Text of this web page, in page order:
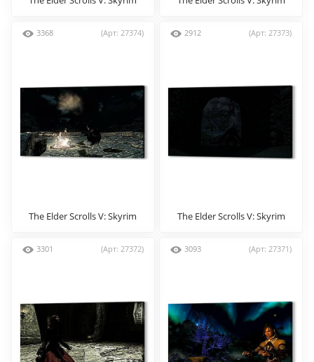
3368 (Арт: 27374)
The Elder Scrolls V: Skyrim
2912 (Арт: 27373)
The Elder Scrolls V: Skyrim
3301 (Арт: 27372) 3093 (Арт: 27371)